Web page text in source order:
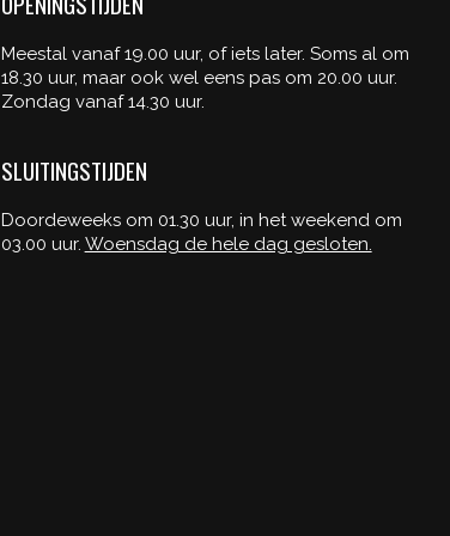
Meestal vanaf 19.00 uur, of iets later. Soms al om
18.30 uur, maar ook wel eens pas om 20.00 uur.
Zondag vanaf 14.30 uur.
SLUITINGSTIJDEN
Doordeweeks om 01.30 uur, in het weekend om
03.00 uur. Woensdag de hele dag gesloten.